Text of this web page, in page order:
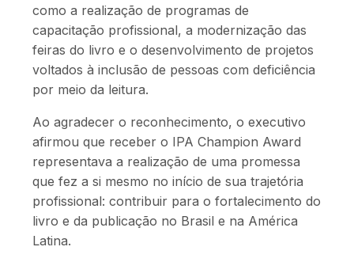
como a realização de programas de
capacitação profissional, a modernização das
feiras do livro e o desenvolvimento de projetos
voltados à inclusão de pessoas com deficiência
por meio da leitura.
Ao agradecer o reconhecimento, o executivo
afirmou que receber o IPA Champion Award
representava a realização de uma promessa
que fez a si mesmo no início de sua trajetória
profissional: contribuir para o fortalecimento do
livro e da publicação no Brasil e na América
Latina.